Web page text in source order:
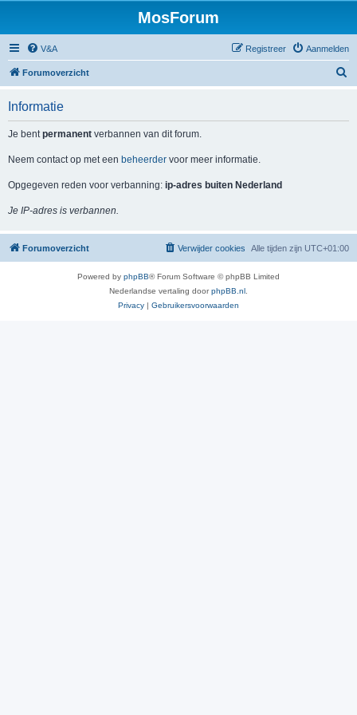
MosForum
V&A Aanmelden
Registreer
Forumoverzicht
Informatie
Je bentpermanent verbannen van dit forum.
Neem contact op met een beheerder voor meer informatie.
Opgegeven reden voor verbanning: ip-adres buiten Nederland
Je IP-adres is verbannen.
Forumoverzicht Alle tijden zijn UTC+01:00
Verwijder cookies
Powered by phpBB® Forum Software © phpBB Limited
Nederlandse vertaling doorphpBB.nl
Privacy | Gebruikersvoorwaarden